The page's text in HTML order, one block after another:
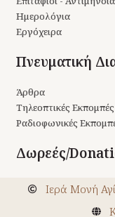
Ημερολόγια
Εργόχειρα
Πνευματική
Άρθρα
Τηλεοπτικές Εκπομπές
Ραδιοφωνικές
Δωρεές/
Ιερά Μονή